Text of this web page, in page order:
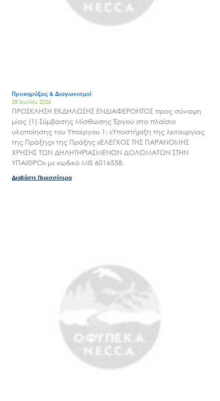
Προκηρύξεις & Διαγωνισμοί
28 Ιουλίου 2026
ΠΡΟΣΚΛΗΣΗ ΕΚΔΗΛΩΣΗΣ ΕΝΔΙΑΦΕΡΟΝΤΟΣ προς σύναψη
μίας (1) Σύμβασης Μίσθωσης Έργου στο πλαίσιο
υλοποίησης του Υποέργου 1: «Υποστήριξη της λειτουργίας
της Πράξης» της Πράξης «ΕΛΕΓΧΟΣ ΤΗΣ ΠΑΡΑΝΟΜΗΣ
ΧΡΗΣΗΣ ΤΩΝ ΔΗΛΗΤΗΡΙΑΣΜΕΝΩΝ ΔΟΛΩΜΑΤΩΝ ΣΤΗΝ
ΥΠΑΙΘΡΟ» με κωδικό MIS 6016558.
Διαβάστε Περισσότερα